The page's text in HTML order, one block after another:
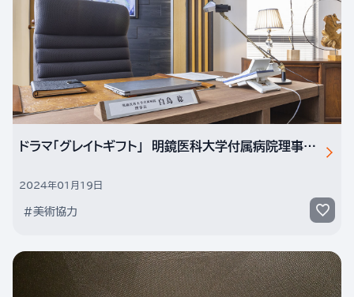
ドラマ「グレイトギフト」 明鏡医科大学付属病院理事長室
2024年01月19日
#美術協力